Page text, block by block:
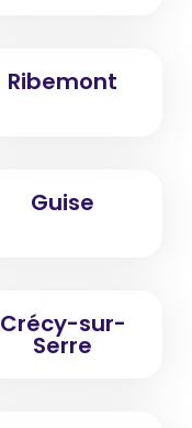
Ribemont
Guise
Crécy-sur-
Serre